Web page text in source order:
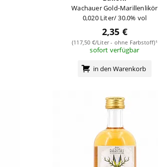
Wachauer Gold-Marillenlikör
0,020 Liter/ 30.0% vol
2,35 €
(117,50 €/Liter - ohne Farbstoff)¹
sofort verfügbar
in den Warenkorb